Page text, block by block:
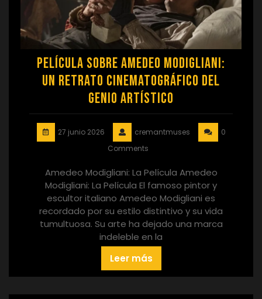
Película sobre Amedeo Modigliani:
Un Retrato Cinematográfico del
Genio Artístico
27 junio 2026 cremantmuses
0
Comments
Amedeo Modigliani: La Película Amedeo
Modigliani: La Película El famoso pintor y
escultor italiano Amedeo Modigliani es
recordado por su estilo distintivo y su vida
tumultuosa. Su arte ha dejado una marca
indeleble en la
Leer más